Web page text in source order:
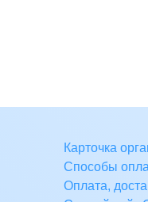
Карточка
Способы
Оплата,